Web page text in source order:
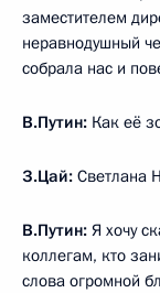
заместителем
неравнодушный
собрала нас и
В.Путин: Как её
З.Цай: Светлана
В.Путин: Я хочу
коллегам, кто
слова огромной